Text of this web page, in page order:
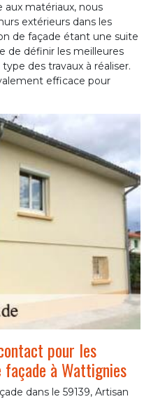
aux matériaux, nous
extérieurs dans les
de façade étant une suite
de définir les meilleures
des travaux à réaliser.
efficace pour
pour les
à Wattignies
dans le 59139, Artisan